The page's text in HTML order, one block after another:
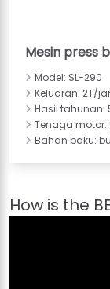
Mesin press
Model: SL-290
Keluaran: 2T/
Hasil tahunan:
Tenaga motor:
Bahan baku: